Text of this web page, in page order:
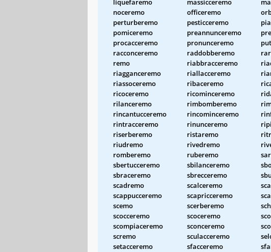
noceremo
officeremo
perturberemo
pesticceremo
pomiceremo
preannunceremo
procacceremo
pronunceremo
racconceremo
raddobberemo
remo
riabbracceremo
riagganceremo
riallacceremo
riassoceremo
ribaceremo
ricoceremo
ricominceremo
rilanceremo
rimbomberemo
rincantucceremo
rincominceremo
rintracceremo
rinunceremo
riserberemo
ristaremo
riudremo
rivedremo
romberemo
ruberemo
sbertucceremo
sbilanceremo
sbraceremo
sbrecceremo
scadremo
scalceremo
scappucceremo
scapricceremo
scemo
scerberemo
scocceremo
scoceremo
scompiaceremo
sconceremo
scremo
sculacceremo
setacceremo
sfacceremo